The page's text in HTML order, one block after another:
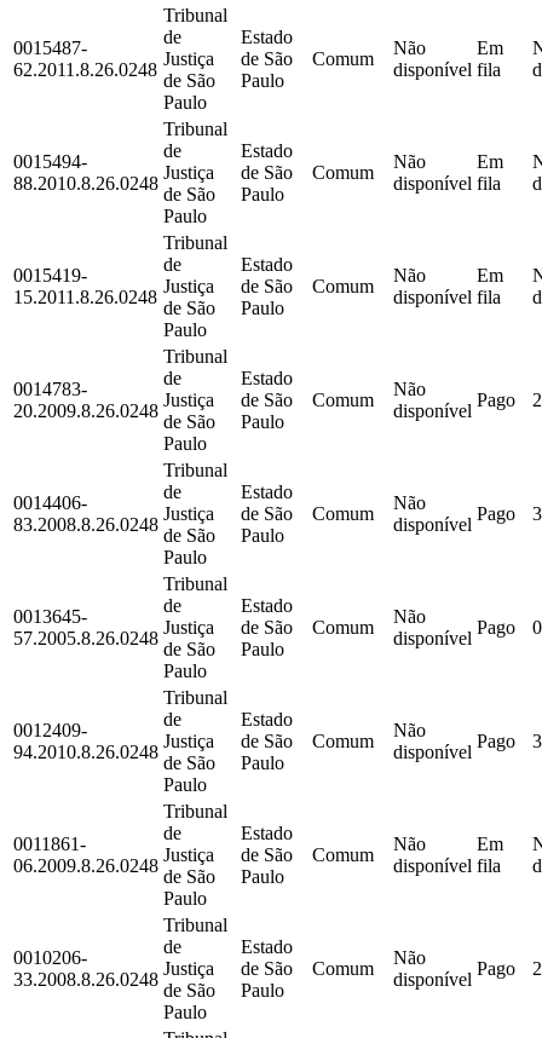
0015487-
62.2011.8.26.0248
Tribunal
de
Justiça
de São
Paulo
Estado
de São
Paulo
Comum
Não
disponível
Em
fila
0015494-
88.2010.8.26.0248
Tribunal
de
Justiça
de São
Paulo
Estado
de São
Paulo
Comum
Não
disponível
Em
fila
0015419-
15.2011.8.26.0248
Tribunal
de
Justiça
de São
Paulo
Estado
de São
Paulo
Comum
Não
disponível
Em
fila
0014783-
20.2009.8.26.0248
Tribunal
de
Justiça
de São
Paulo
Estado
de São
Paulo
Comum
Não
disponível
Pago
0014406-
83.2008.8.26.0248
Tribunal
de
Justiça
de São
Paulo
Estado
de São
Paulo
Comum
Não
disponível
Pago
0013645-
57.2005.8.26.0248
Tribunal
de
Justiça
de São
Paulo
Estado
de São
Paulo
Comum
Não
disponível
Pago
0012409-
94.2010.8.26.0248
Tribunal
de
Justiça
de São
Paulo
Estado
de São
Paulo
Comum
Não
disponível
Pago
0011861-
06.2009.8.26.0248
Tribunal
de
Justiça
de São
Paulo
Estado
de São
Paulo
Comum
Não
disponível
Em
fila
0010206-
33.2008.8.26.0248
Tribunal
de
Justiça
de São
Paulo
Estado
de São
Paulo
Comum
Não
disponível
Pago